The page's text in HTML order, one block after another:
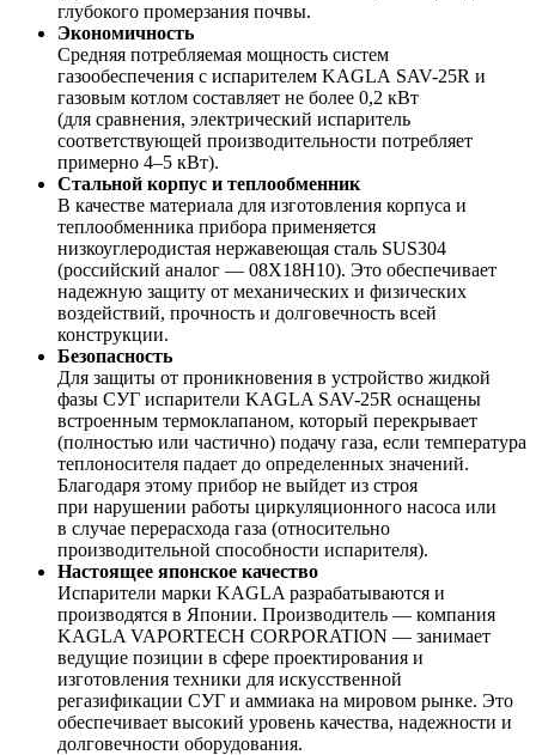
глубокого промерзания почвы.
Экономичность
Средняя потребляемая мощность систем
газообеспечения с испарителем KAGLA SAV-25R и
газовым котлом составляет не более 0,2 кВт
(для сравнения, электрический испаритель
соответствующей производительности потребляет
примерно 4–5 кВт).
Стальной корпус и теплообменник
В качестве материала для изготовления корпуса и
теплообменника прибора применяется
низкоуглеродистая нержавеющая сталь SUS304
(российский аналог — 08Х18Н10). Это обеспечивает
надежную защиту от механических и физических
воздействий, прочность и долговечность всей
конструкции.
Безопасность
Для защиты от проникновения в устройство жидкой
фазы СУГ испарители KAGLA SAV-25R оснащены
встроенным термоклапаном, который перекрывает
(полностью или частично) подачу газа, если температура
теплоносителя падает до определенных значений.
Благодаря этому прибор не выйдет из строя
при нарушении работы циркуляционного насоса или
в случае перерасхода газа (относительно
производительной способности испарителя).
Настоящее японское качество
Испарители марки KAGLA разрабатываются и
производятся в Японии. Производитель — компания
KAGLA VAPORTECH CORPORATION — занимает
ведущие позиции в сфере проектирования и
изготовления техники для искусственной
регазификации СУГ и аммиака на мировом рынке. Это
обеспечивает высокий уровень качества, надежности и
долговечности оборудования.